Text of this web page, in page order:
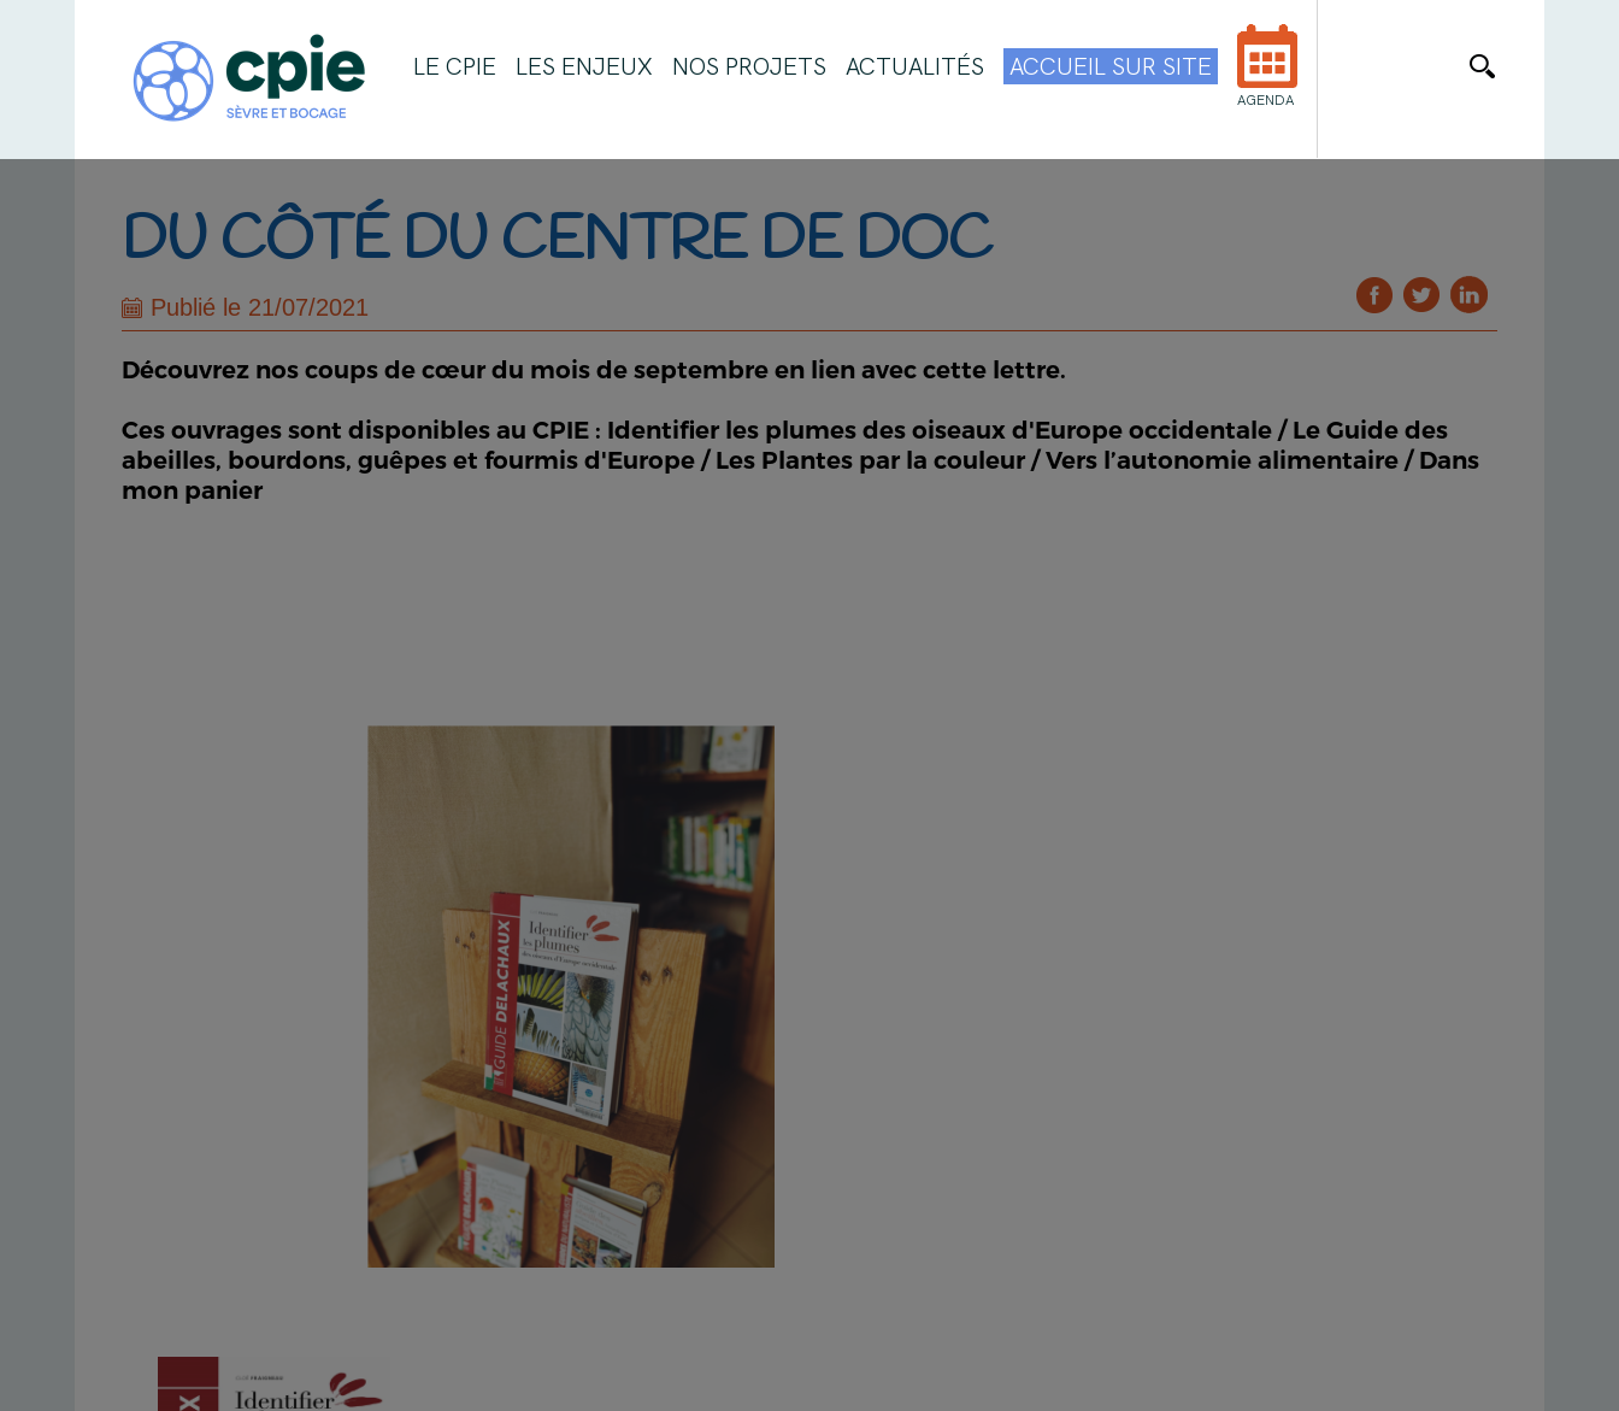
LE CPIE LES ENJEUX NOS PROJETS ACTUALITÉS ACCUEIL SUR SITE
AGENDA
DU CÔTÉ DU CENTRE DE DOC
Publié le 21/07/2021
Découvrez nos coups de cœur du mois de septembre en lien avec cette lettre.
Ces ouvrages sont disponibles au CPIE : Identifier les plumes des oiseaux d'Europe occidentale / Le Guide des
abeilles, bourdons, guêpes et fourmis d'Europe / Les Plantes par la couleur / Vers l’autonomie alimentaire / Dans
mon panier